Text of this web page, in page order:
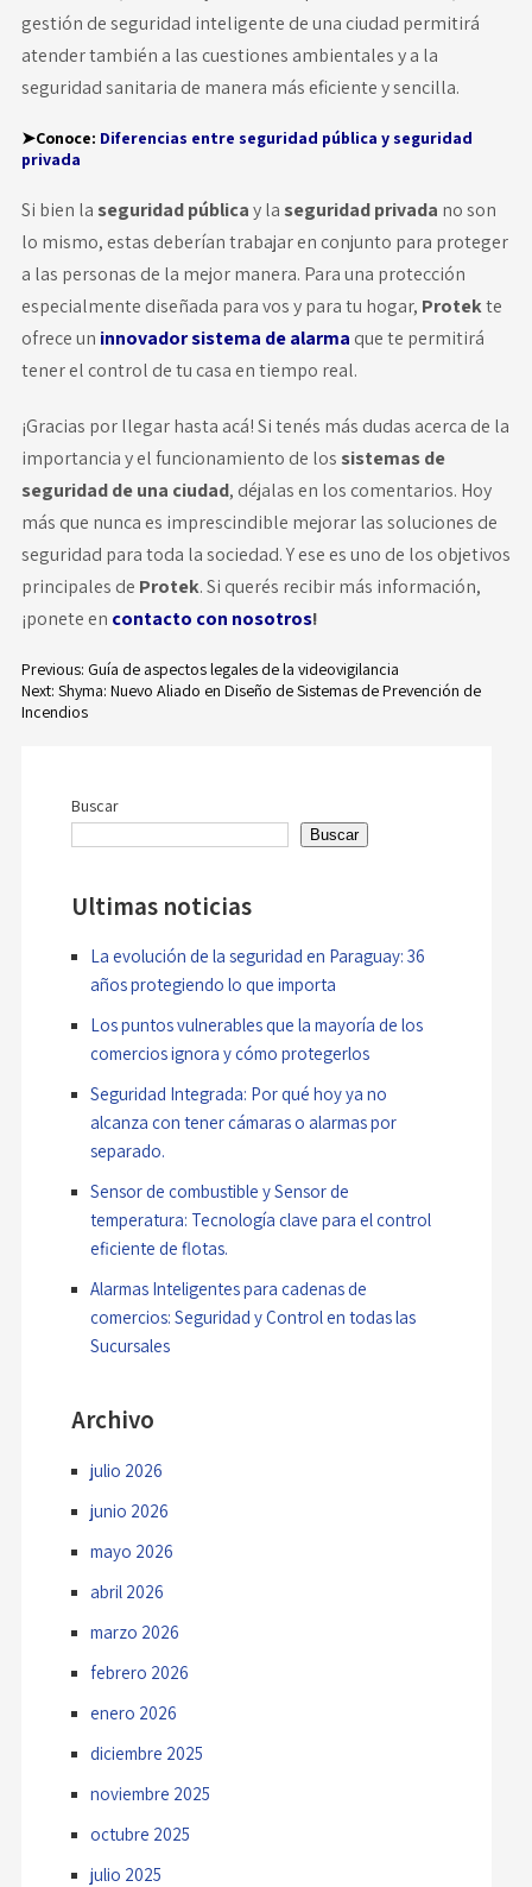
gestión de seguridad inteligente de una ciudad permitirá
atender también a las cuestiones ambientales y a la
seguridad sanitaria de manera más eficiente y sencilla.
➤Conoce: Diferencias entre seguridad pública y seguridad
privada
Si bien la seguridad públicay la seguridad privada no son
lo mismo, estas deberían trabajar en conjunto para proteger
a las personas de la mejor manera. Para una protección
especialmente diseñada para vos y para tu hogar, Protekte
ofrece un innovador sistema de alarma que te permitirá
tener el control de tu casa en tiempo real.
¡Gracias por llegar hasta acá! Si tenés más dudas acerca de la
importancia y el funcionamiento de los sistemas de
seguridad de una ciudad, déjalas en los comentarios. Hoy
más que nunca es imprescindible mejorar las soluciones de
seguridad para toda la sociedad. Y ese es uno de los objetivos
principales de Protek. Si querés recibir más información,
¡ponete en contacto con nosotros!
Navegación
entradas
Previous: Guía de aspectos legales de la videovigilancia
Next: Shyma: Nuevo Aliado en Diseño de Sistemas de Prevención de
Incendios
Buscar
Buscar
Ultimas noticias
La evolución de la seguridad en Paraguay: 36
años protegiendo lo que importa
Los puntos vulnerables que la mayoría de los
comercios ignora y cómo protegerlos
Seguridad Integrada: Por qué hoy ya no
alcanza con tener cámaras o alarmas por
separado.
Sensor de combustible y Sensor de
temperatura: Tecnología clave para el control
eficiente de flotas.
Alarmas Inteligentes para cadenas de
comercios: Seguridad y Control en todas las
Sucursales
Archivo
julio 2026
junio 2026
mayo 2026
abril 2026
marzo 2026
febrero 2026
enero 2026
diciembre 2025
noviembre 2025
octubre 2025
julio 2025